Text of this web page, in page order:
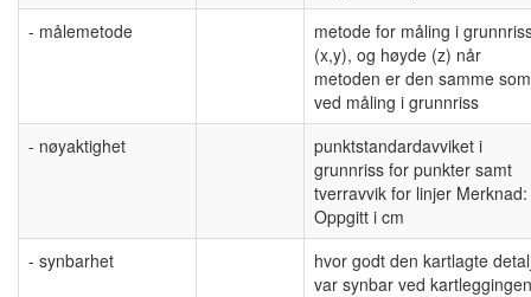
- målemetode
metode for måling i
(x,y), og høyde (z) når
metoden er den samme som
ved måling i grunnriss
- nøyaktighet
punktstandardavviket i
grunnriss for punkter samt
tverravvik for linjer Merknad:
Oppgitt i cm
- synbarhet
hvor godt den kartlagte
var synbar ved kartleggingen